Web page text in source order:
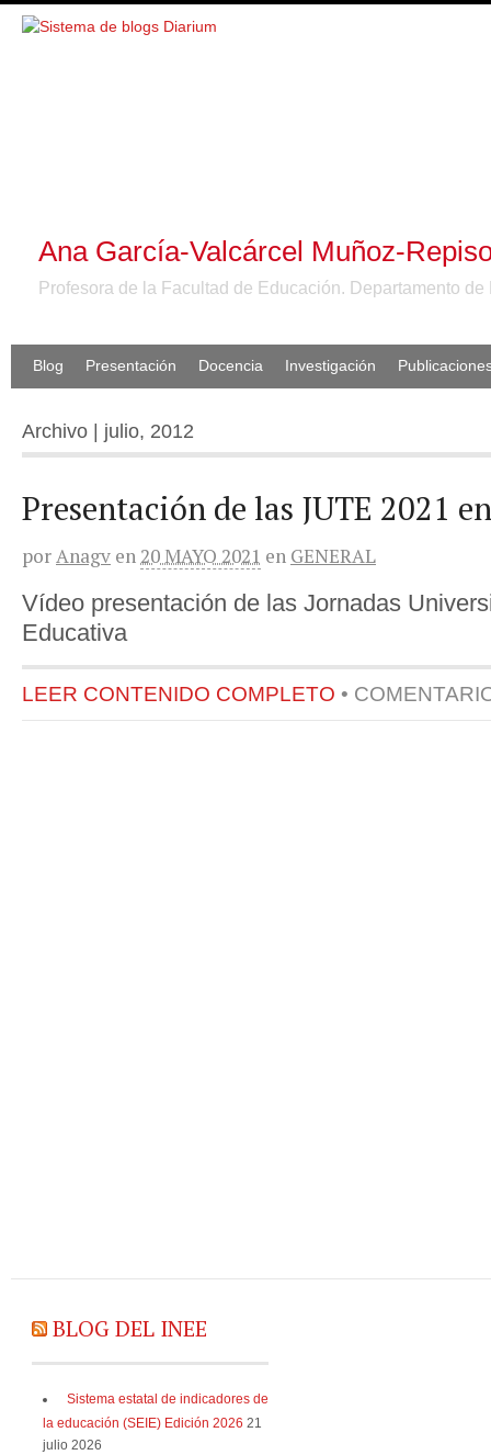
Ana García-Valcárcel Muñoz-
Profesora de la Facultad de Educación. Departamento
Blog Presentación Docencia Investigación
Archivo | julio, 2012
Presentación de las JUTE 2021
porAnagv en 20 MAYO 2021 en GENERAL
Vídeo presentación de las Jornadas
Educativa
LEER CONTENIDO COMPLETO •
BLOG DEL INEE
Sistema estatal de indicadores de
la educación (SEIE) Edición 2026 21
julio 2026